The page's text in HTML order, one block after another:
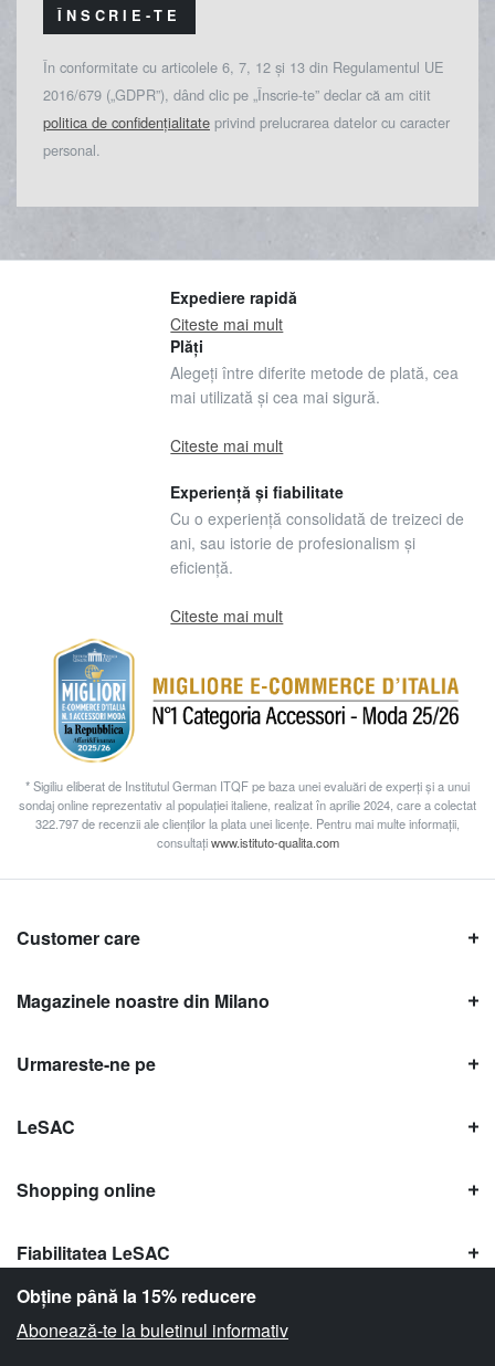
ÎNSCRIE-TE
În conformitate cu articolele 6, 7, 12 și 13 din Regulamentul UE
2016/679 („GDPR”), dând clic pe „Înscrie-te” declar că am citit
politica de confidențialitate privind prelucrarea datelor cu caracter
personal.
Obține până la 15% reducere
Abonează-te la buletinul informativ
Expediere rapidă
Citeste mai mult
Plăți
Alegeți între diferite metode de plată, cea
mai utilizată și cea mai sigură.
Citeste mai mult
Experiență și fiabilitate
Cu o experiență consolidată de treizeci de
ani, sau istorie de profesionalism și
eficiență.
Citeste mai mult
* Sigiliu eliberat de Institutul German ITQF pe baza unei evaluări de experți și a unui
sondaj online reprezentativ al populației italiene, realizat în aprilie 2024, care a colectat
322.797 de recenzii ale clienților la plata unei licențe. Pentru mai multe informații,
consultațiwww.istituto-qualita.com
Customer care
Magazinele noastre din Milano
Urmareste-ne pe
LeSAC
Shopping online
Fiabilitatea LeSAC
Copyright © Le SAC s.r.l. | PI 10954380159 |